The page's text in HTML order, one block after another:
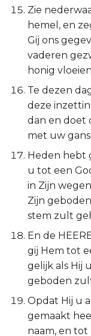
Zie
hemel, en
Gij ons
vaderen
honig
Te dezen
deze
dan en doet
met uw
Heden hebt
u tot een
in Zijn
Zijn
stem zult
En de
gij Hem tot
gelijk als Hij
geboden
Opdat Hij u
gemaakt
naam, en